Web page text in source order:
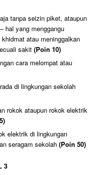
tanpa seizin piket, ataupun
hal yang menggangu
atau meninggalkan
sakit (Poin 10)
cara melompat atau
di lingkungan sekolah
rokok ataupun rokok elektrik
elektrik di lingkungan
seragam sekolah (Poin 50)
3